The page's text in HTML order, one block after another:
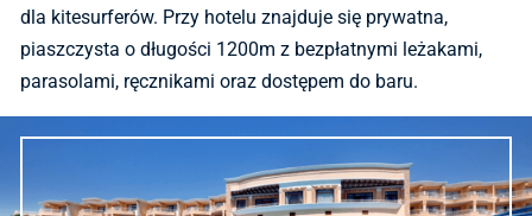
dla kitesurferów. Przy hotelu znajduje się prywatna,
piaszczysta o długości 1200m z bezpłatnymi leżakami,
parasolami, ręcznikami oraz dostępem do baru.